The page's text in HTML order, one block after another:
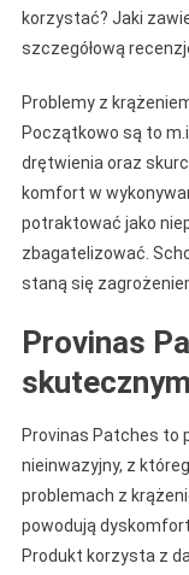
korzystać? Jaki
szczegółową
Problemy z
Początkowo są to
drętwienia oraz
komfort w
potraktować jako
zbagatelizować.
staną się
Provinas
Provinas Patches to
nieinwazyjny, z
problemach z
powodują
Produkt korzysta z